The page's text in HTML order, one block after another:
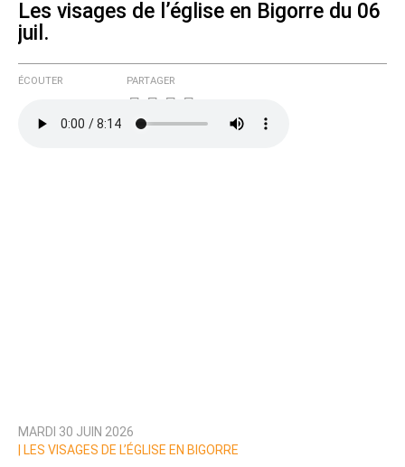
Les visages de l’église en Bigorre du 06
juil.
ÉCOUTER PARTAGER
MARDI 30 JUIN 2026
LES VISAGES DE L’ÉGLISE EN BIGORRE